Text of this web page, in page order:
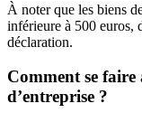
À noter que les biens
inférieure à 500 euros,
déclaration.
Comment se
d’entreprise ?